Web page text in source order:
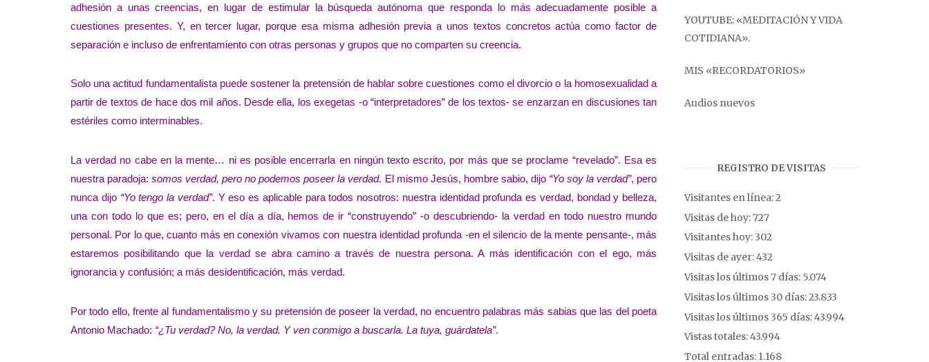
adhesión a unas creencias, en lugar de estimular la búsqueda autónoma que responda lo más adecuadamente posible a
cuestiones presentes. Y, en tercer lugar, porque esa misma adhesión previa a unos textos concretos actúa como factor de
separación e incluso de enfrentamiento con otras personas y grupos que no comparten su creencia.
Solo una actitud fundamentalista puede sostener la pretensión de hablar sobre cuestiones como el divorcio o la homosexualidad a
partir de textos de hace dos mil años. Desde ella, los exegetas -o “interpretadores” de los textos- se enzarzan en discusiones tan
estériles como interminables.
La verdad no cabe en la mente… ni es posible encerrarla en ningún texto escrito, por más que se proclame “revelado”. Esa es
nuestra paradoja:somos verdad, pero no podemos poseer la verdad. El mismo Jesús, hombre sabio, dijo “Yo soy la verdad”, pero
nunca dijo “Yo tengo la verdad”. Y eso es aplicable para todos nosotros: nuestra identidad profunda es verdad, bondad y belleza,
una con todo lo que es; pero, en el día a día, hemos de ir “construyendo” -o descubriendo- la verdad en todo nuestro mundo
personal. Por lo que, cuanto más en conexión vivamos con nuestra identidad profunda -en el silencio de la mente pensante-, más
estaremos posibilitando que la verdad se abra camino a través de nuestra persona. A más identificación con el ego, más
ignorancia y confusión; a más desidentificación, más verdad.
Por todo ello, frente al fundamentalismo y su pretensión de poseer la verdad, no encuentro palabras más sabias que las del poeta
Antonio Machado: “¿Tu verdad? No, la verdad. Y ven conmigo a buscarla. La tuya, guárdatela”.
YOUTUBE: «MEDITACIÓN Y VIDA
COTIDIANA».
MIS «RECORDATORIOS»
Audios nuevos
REGISTRO DE VISITAS
Visitantes en línea:2
Visitas de hoy:727
Visitantes hoy:302
Visitas de ayer:432
Visitas los últimos 7 días: 5.074
Visitas los últimos 30 días:23.833
Visitas los últimos 365 días:43.994
Vistas totales:43.994
Total entradas: 1.168